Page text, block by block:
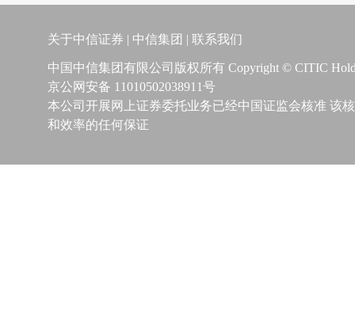
关于中信证券 | 中信集团 | 联系我们
中国中信集团有限公司版权所有 Copyright © CITIC
京公网安备 11010502038911号
本公司开展网上证券委托业务已经中国证监会核准 该
和效率的任何保证